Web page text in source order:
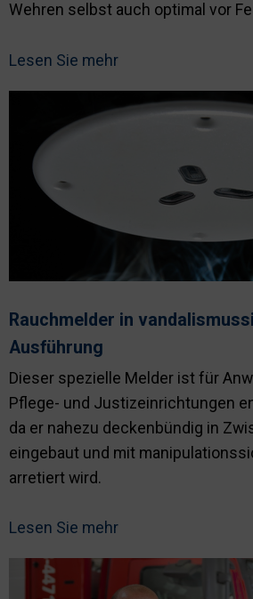
Wehren selbst auch optimal vor
Lesen Sie mehr
Rauchmelder in
Ausführung
Dieser spezielle Melder ist für
Pflege- und Justizeinrichtungen
da er nahezu deckenbündig in
eingebaut und mit
arretiert wird.
Lesen Sie mehr